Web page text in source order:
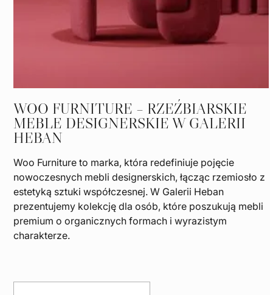
WOO FURNITURE – RZEŹBIARSKIE
MEBLE DESIGNERSKIE W GALERII
HEBAN
Woo Furniture to marka, która redefiniuje pojęcie
nowoczesnych mebli designerskich, łącząc rzemiosło z
estetyką sztuki współczesnej. W Galerii Heban
prezentujemy kolekcję dla osób, które poszukują mebli
premium o organicznych formach i wyrazistym
charakterze.